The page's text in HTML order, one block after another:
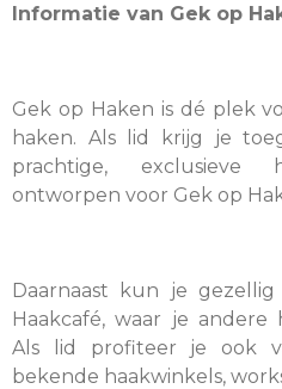
Informatie van Gek op
Gek op Haken is dé plek
haken. Als lid krijg je
prachtige, exclusieve
ontworpen voor Gek op
Daarnaast kun je
Haakcafé, waar je
Als lid profiteer je ook
bekende haakwinkels,